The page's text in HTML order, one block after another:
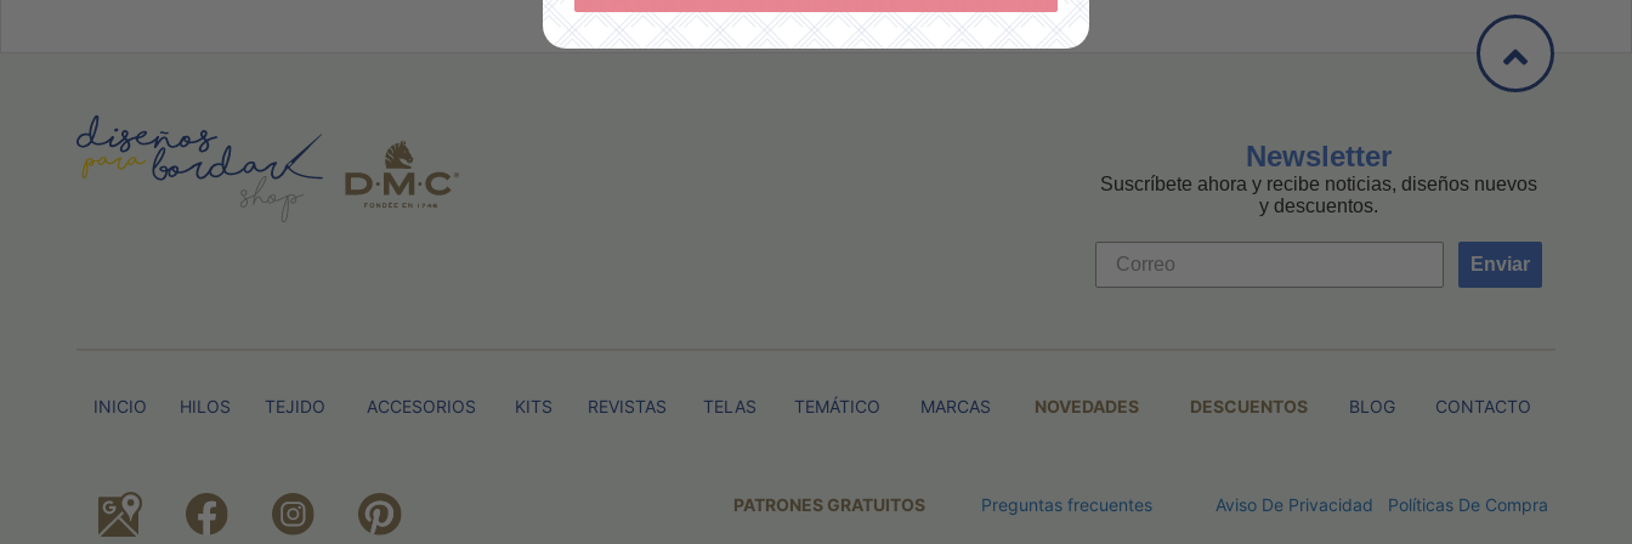
SOLO ENVÍOS A LA REPÚBLICA MEXICANA
Newsletter
Suscríbete ahora y recibe noticias, diseños nuevos
y descuentos.
Enviar
INICIO HILOS TEJIDO ACCESORIOS KITS REVISTAS TELAS TEMÁTICO MARCAS NOVEDADES DESCUENTOS BLOG CONTACTO
PATRONES GRATUITOS Preguntas frecuentes Aviso De Privacidad Políticas De Compra